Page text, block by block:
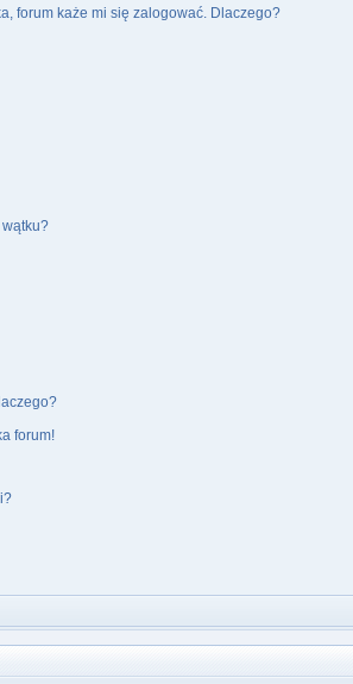
forum każe mi się zalogować. Dlaczego?
wątku?
forum!